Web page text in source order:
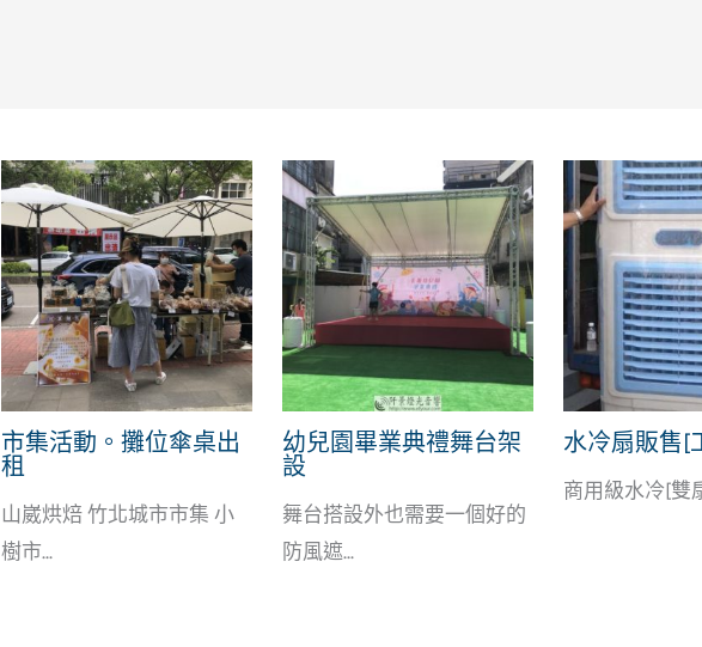
市集活動。攤位傘桌出
租
山崴烘焙 竹北城市市集 小
樹市...
幼兒園畢業典禮舞台架
設
舞台搭設外也需要一個好的
防風遮...
水冷扇販售[
商用級水冷[雙